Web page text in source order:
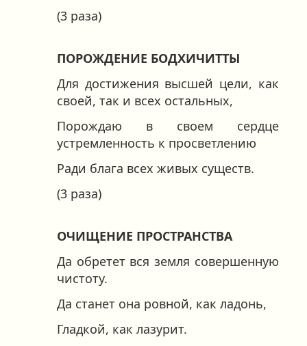
(3 раза)
ПОРОЖДЕНИЕ БОДХИЧИТТЫ
Для достижения высшей цели, как
своей, так и всех остальных,
Порождаю в своем сердце
устремленность к просветлению
Ради блага всех живых существ.
(3 раза)
ОЧИЩЕНИЕ ПРОСТРАНСТВА
Да обретет вся земля совершенную
чистоту.
Да станет она ровной, как ладонь,
Гладкой, как лазурит.